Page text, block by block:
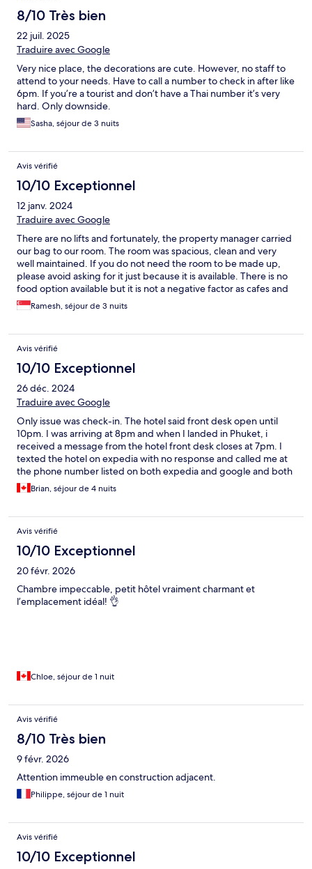
8/10 Très bien
22 juil. 2025
Traduire avec Google
Very nice place, the decorations are cute. However, no staff to
attend to your needs. Have to call a number to check in after like
6pm. If you’re a tourist and don’t have a Thai number it’s very
hard. Only downside.
Sasha, séjour de 3 nuits
Avis vérifié
10/10 Exceptionnel
12 janv. 2024
Traduire avec Google
There are no lifts and fortunately, the property manager carried
our bag to our room. The room was spacious, clean and very
well maintained. If you do not need the room to be made up,
please avoid asking for it just because it is available. There is no
food option available but it is not a negative factor as cafes and
restaurants are everywhere, including one across from the
hotel. The owner has given the property a brilliant retro look.
Ramesh, séjour de 3 nuits
Avis vérifié
10/10 Exceptionnel
26 déc. 2024
Traduire avec Google
Only issue was check-in. The hotel said front desk open until
10pm. I was arriving at 8pm and when I landed in Phuket, i
received a message from the hotel front desk closes at 7pm. I
texted the hotel on expedia with no response and called me at
the phone number listed on both expedia and google and both
nunbers discontinued. I was very stressed about checking in. In
the end, they were waiting for me but having the info for the
gorgeous and comfortable hotel in great location in Old Town.
Brian, séjour de 4 nuits
Avis vérifié
10/10 Exceptionnel
20 févr. 2026
Chambre impeccable, petit hôtel vraiment charmant et
l’emplacement idéal! 👌
Chloe, séjour de 1 nuit
Avis vérifié
8/10 Très bien
9 févr. 2026
Attention immeuble en construction adjacent.
Philippe, séjour de 1 nuit
Avis vérifié
10/10 Exceptionnel